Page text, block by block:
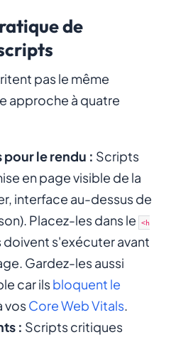
de
pas le même
approche à quatre
le rendu : Scripts
en page visible de la
interface au-dessus de
Placez-les dans le
<h
doivent s'exécuter avant
Gardez-les aussi
car ilsbloquent le
vosCore Web Vitals.
: Scripts critiques